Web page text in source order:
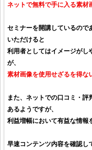
ネットで無料で手に入る素材
セミナーを開講しているので
いただけると
利用者としてはイメージがし
が、
素材画像を使用せざるを得な
また、ネットでの口コミ ・ 評
あるようですが、
利益増幅において有益な情報
早速コンテンツ内容を確認し